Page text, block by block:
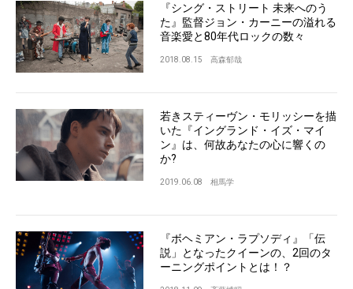
『シング・ストリート 未来へのう
た』監督ジョン・カーニーの溢れる
音楽愛と80年代ロックの数々
2018.08.15 高森郁哉
若きスティーヴン・モリッシーを描
いた『イングランド・イズ・マイ
ン』は、何故あなたの心に響くの
か?
2019.06.08 相馬学
『ボヘミアン・ラプソディ』「伝
説」となったクイーンの、2回のタ
ーニングポイントとは！？